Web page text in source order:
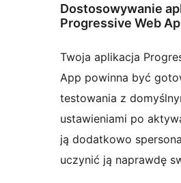
Dostosowywanie
Progressive Web
Twoja aplikacja
App powinna być
testowania z
ustawieniami po
ją dodatkowo
uczynić ją naprawdę